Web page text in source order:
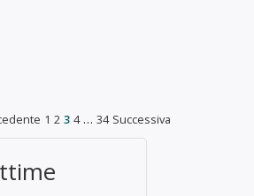
1 2 3 4 … 34 Successiva